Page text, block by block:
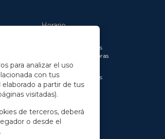
Horario
De 9.00 a 13.30 horas
y de 14.30 a 18.00 horas
Viernes:
De 8.30 a 15.00 horas
para analizar el uso
con tus
a partir de tus
visitadas).
de terceros, deberá
o desde el